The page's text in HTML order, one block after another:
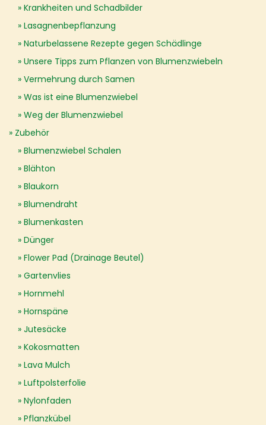
Krankheiten und Schadbilder
Lasagnenbepflanzung
Naturbelassene Rezepte gegen Schädlinge
Unsere Tipps zum Pflanzen von Blumenzwiebeln
Vermehrung durch Samen
Was ist eine Blumenzwiebel
Weg der Blumenzwiebel
Zubehör
Blumenzwiebel Schalen
Blähton
Blaukorn
Blumendraht
Blumenkasten
Dünger
Flower Pad (Drainage Beutel)
Gartenvlies
Hornmehl
Hornspäne
Jutesäcke
Kokosmatten
Lava Mulch
Luftpolsterfolie
Nylonfaden
Pflanzkübel